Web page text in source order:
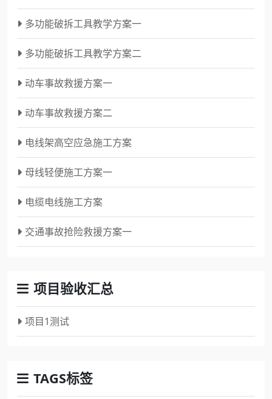
多功能破拆工具教学方案一
多功能破拆工具教学方案二
动车事故救援方案一
动车事故救援方案二
电线架高空应急施工方案
母线轻便施工方案一
电缆电线施工方案
交通事故抢险救援方案一
项目验收汇总
项目1测试
TAGS标签